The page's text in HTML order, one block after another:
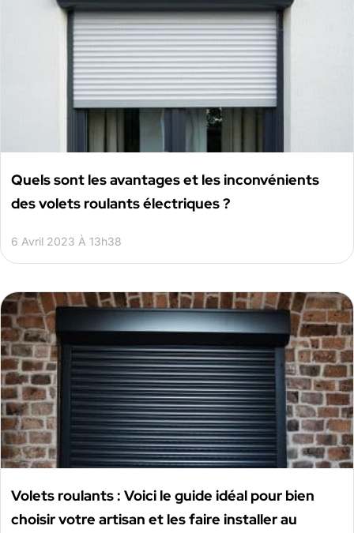
Quels sont les avantages et les inconvénients
des volets roulants électriques ?
6 Avril 2023 À 13h38
Volets roulants : Voici le guide idéal pour bien
choisir votre artisan et les faire installer au